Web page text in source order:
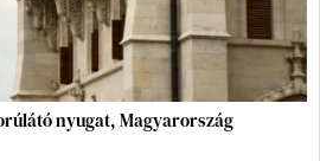
nyugat, Magyarország